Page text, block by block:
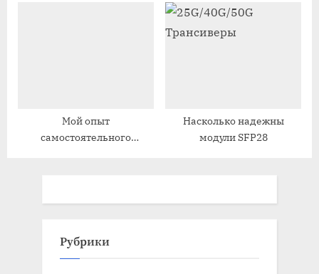
Мой опыт
самостоятельного
Насколько надежны
модули SFP28
Рубрики